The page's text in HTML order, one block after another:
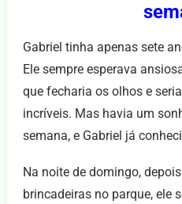
Gabriel tinha apenas sete
Ele sempre esperava
que fecharia os olhos e
incríveis. Mas havia um
semana, e Gabriel já
Na noite de domingo,
brincadeiras no parque, ele